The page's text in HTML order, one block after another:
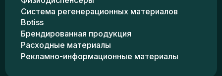
Система регенерационных материалов
Botiss
Брендированная продукция
Расходные материалы
Рекламно-информационные материалы